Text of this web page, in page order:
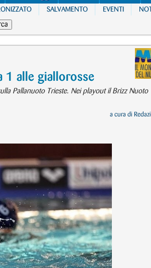
SALVAMENTO EVENTI
1 alle giallorosse
Pallanuoto Trieste. Nei playout il Brizz Nuoto
a cura di